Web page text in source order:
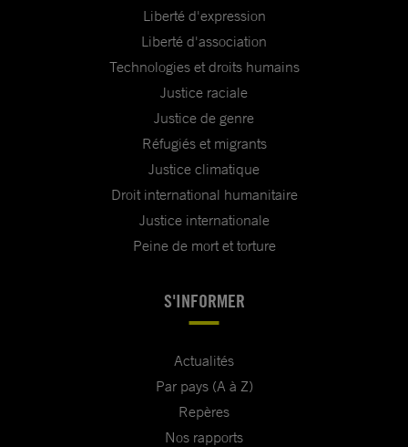
Liberté d'expression
Liberté d'association
Technologies et droits humains
Justice raciale
Justice de genre
Réfugiés et migrants
Justice climatique
Droit international humanitaire
Justice internationale
Peine de mort et torture
S'INFORMER
Actualités
Par pays (A à Z)
Repères
Nos rapports